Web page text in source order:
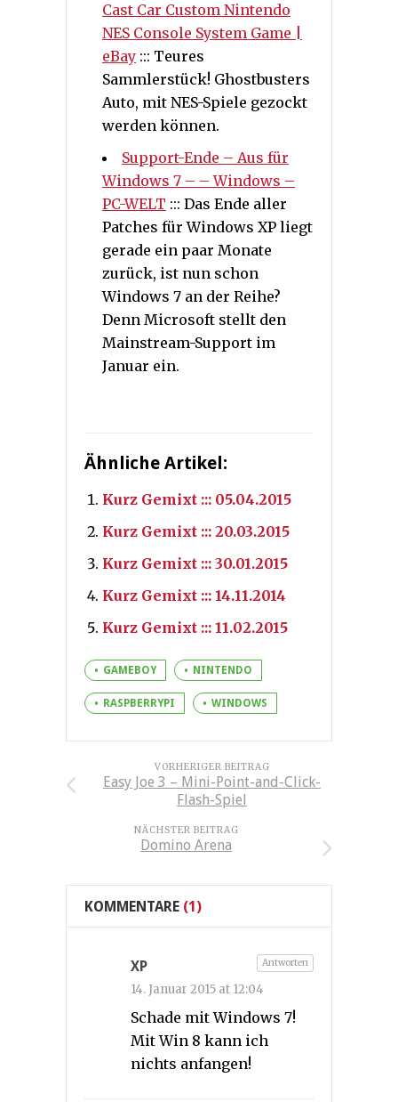
Cast Car Custom Nintendo
NES Console System Game |
eBay ::: Teures
Sammlerstück! Ghostbusters
Auto, mit NES-Spiele gezockt
werden können.
Support-Ende – Aus für
Windows 7 – – Windows –
PC-WELT ::: Das Ende aller
Patches für Windows XP liegt
gerade ein paar Monate
zurück, ist nun schon
Windows 7 an der Reihe?
Denn Microsoft stellt den
Mainstream-Support im
Januar ein.
Ähnliche Artikel:
Kurz Gemixt ::: 05.04.2015
Kurz Gemixt ::: 20.03.2015
Kurz Gemixt ::: 30.01.2015
Kurz Gemixt ::: 14.11.2014
Kurz Gemixt ::: 11.02.2015
GAMEBOY NINTENDO
RASPBERRYPI WINDOWS
VORHERIGER BEITRAG
Easy Joe 3 – Mini-Point-and-Click-
Flash-Spiel
NÄCHSTER BEITRAG
Domino Arena
KOMMENTARE (1)
XP
14. Januar 2015 at 12:04
Schade mit Windows 7!
Mit Win 8 kann ich
nichts anfangen!
Antworten